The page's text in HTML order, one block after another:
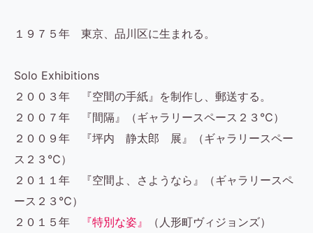
１９７５年 東京、品川区に生まれる。
Solo Exhibitions
２００３年 『空間の手紙』を制作し、郵送する。
２００７年 『間隔』（ギャラリースペース２３℃）
２００９年 『坪内 静太郎 展』（ギャラリースペー
ス２３℃）
２０１１年 『空間よ、さようなら』（ギャラリースペ
ース２３℃）
２０１５年
『特別な姿』
（人形町ヴィジョンズ）